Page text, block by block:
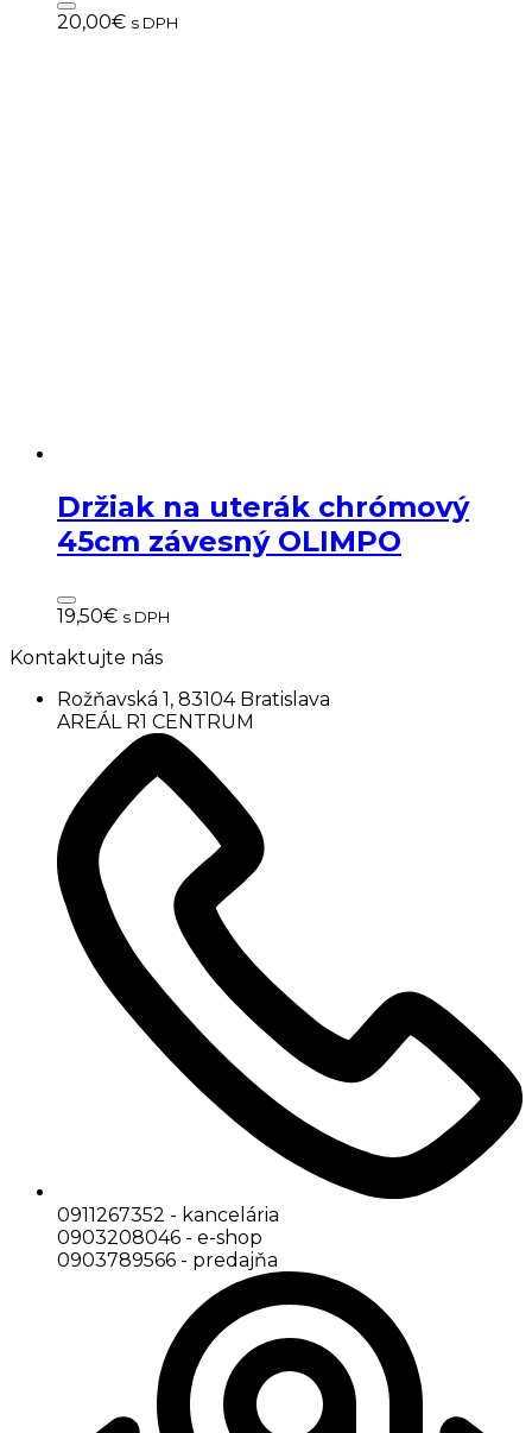
20,00€ s DPH
Držiak na uterák chrómový
45cm závesný OLIMPO
19,50€ s DPH
Kontaktujte nás
Rožňavská 1, 83104 Bratislava
AREÁL R1 CENTRUM
0911267352 - kancelária
0903208046 - e-shop
0903789566 - predajňa